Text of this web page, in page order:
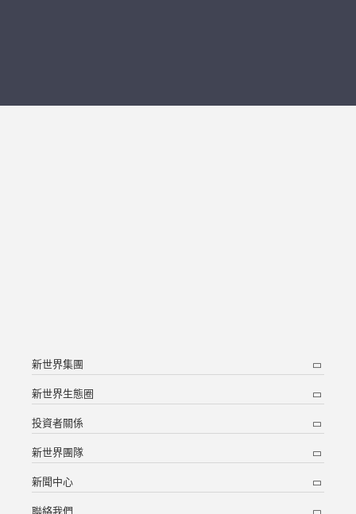
新世界集團
新世界生態圈
投資者關係
新世界團隊
新聞中心
聯絡我們